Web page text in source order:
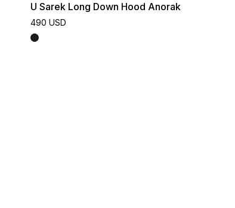
U Sarek Long Down Hood Anorak
490 USD